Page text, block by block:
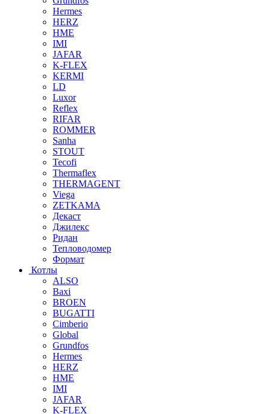
Hermes
HERZ
HME
IMI
JAFAR
K-FLEX
KERMI
LD
Luxor
Reflex
RIFAR
ROMMER
Sanha
STOUT
Tecofi
Thermaflex
THERMAGENT
Viega
ZETKAMA
Декаст
Джилекс
Ридан
Тепловодомер
Формат
Котлы
ALSO
Baxi
BROEN
BUGATTI
Cimberio
Global
Grundfos
Hermes
HERZ
HME
IMI
JAFAR
K-FLEX